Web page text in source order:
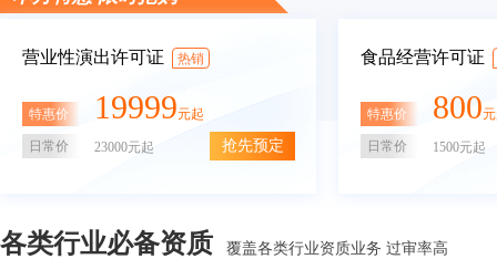
营业性演出许可证 热销
特惠价 19999元起
日常价 23000元起 抢先预定
食品经营许可证
特惠价 800
日常价 1500元起
各类行业必备资质 覆盖各类行业资质业务 过审率高